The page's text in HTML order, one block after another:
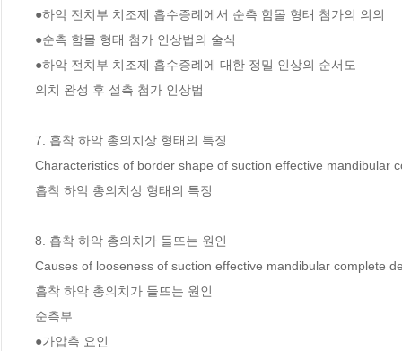
●하악 전치부 치조제 흡수증례에서 순측 함몰 형태 첨가의 의의
●순측 함몰 형태 첨가 인상법의 술식
●하악 전치부 치조제 흡수증례에 대한 정밀 인상의 순서도
의치 완성 후 설측 첨가 인상법
7. 흡착 하악 총의치상 형태의 특징
Characteristics of border shape of suction effective mandibular
흡착 하악 총의치상 형태의 특징
8. 흡착 하악 총의치가 들뜨는 원인
Causes of looseness of suction effective mandibular complete
흡착 하악 총의치가 들뜨는 원인
순측부
●가압측 요인